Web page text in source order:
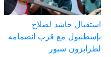
استقبال حاشد لصلاح
بإسطنبول مع قرب انضمامه
لطرابزون سبور